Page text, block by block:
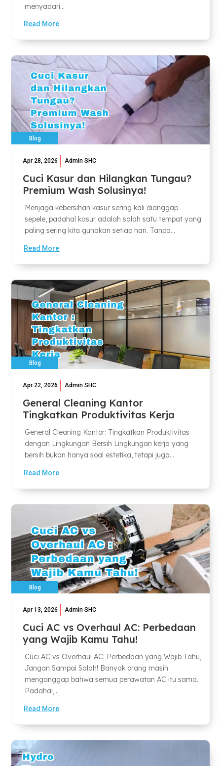
menyadari...
Read More
Blog
Apr 28, 2026 Admin SHC
Cuci Kasur dan Hilangkan Tungau?
Premium Wash Solusinya!
Menjaga kebersihan kasur sering kali dianggap
sepele, padahal kasur adalah salah satu tempat yang
paling sering kita gunakan setiap hari. Tanpa...
Read More
Blog
Apr 22, 2026 Admin SHC
General Cleaning Kantor
Tingkatkan Produktivitas Kerja
General Cleaning Kantor: Tingkatkan Produktivitas
dengan Lingkungan Bersih Lingkungan kerja yang
bersih bukan hanya soal estetika, tetapi juga...
Read More
Blog
Apr 13, 2026 Admin SHC
Cuci AC vs Overhaul AC: Perbedaan
yang Wajib Kamu Tahu!
Cuci AC vs Overhaul AC: Perbedaan yang Wajib Tahu,
Jangan Sampai Salah! Banyak orang masih
menganggap bahwa semua perawatan AC itu sama.
Padahal,...
Read More